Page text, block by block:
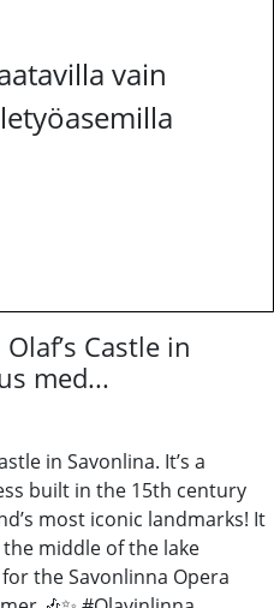
vain
Castle in
med...
in Savonlina. It’s a
built in the 15th century
most iconic landmarks! It
middle of the lake
the Savonlinna Opera